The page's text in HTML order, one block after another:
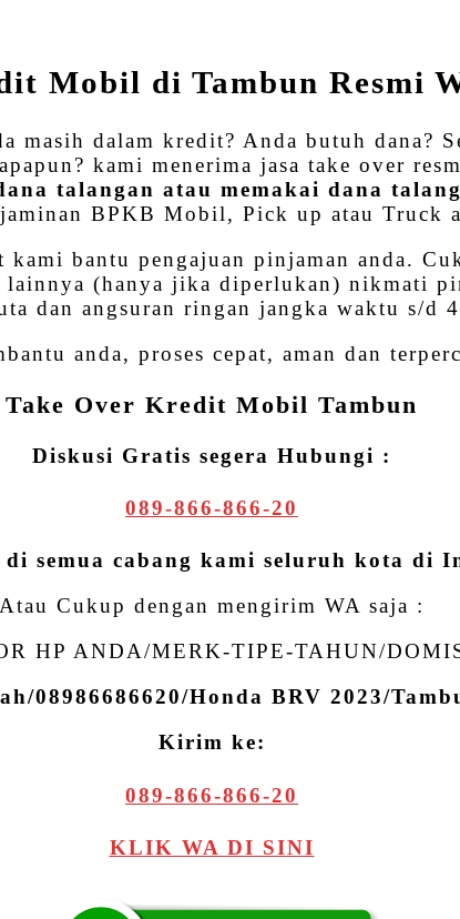
Mobil di Tambun Resmi
masih dalam kredit? Anda butuh dana?
kami menerima jasa take over
talangan atau memakai dana
BPKB Mobil, Pick up atau Truck
kami bantu pengajuan pinjaman anda.
lainnya (hanya jika diperlukan) nikmati
dan angsuran ringan jangka waktu s/d
anda, proses cepat, aman dan
Take Over Kredit Mobil Tambun
Diskusi Gratis segera Hubungi :
089-866-866-20
di semua cabang kami seluruh kota di
Atau Cukup dengan mengirim WA saja :
HP ANDA/MERK-TIPE-TAHUN/
08986686620/Honda BRV 2023/
Kirim ke:
089-866-866-20
KLIK WA DI SINI